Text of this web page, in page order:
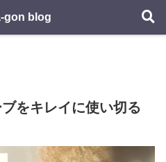
をキレイに使い切る
gon blog